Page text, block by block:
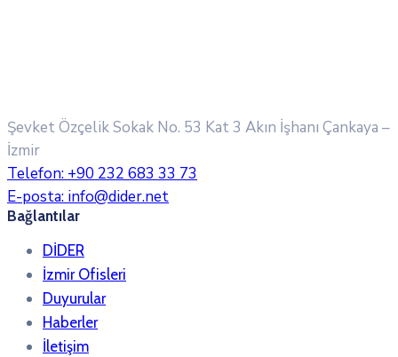
Şevket Özçelik Sokak No. 53 Kat 3 Akın İşhanı Çankaya –
İzmir
Telefon: +90 232 683 33 73
E-posta: info@dider.net
Bağlantılar
DİDER
İzmir Ofisleri
Duyurular
Haberler
İletişim